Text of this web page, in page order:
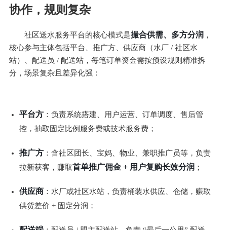
协作，规则复杂
社区送水服务平台的核心模式是撮合供需、多方分润 ，
核心参与主体包括平台、推广方、供应商（水厂 / 社区水
站）、配送员 / 配送站，每笔订单资金需按预设规则精准拆
分，场景复杂且差异化强：
平台方 ：负责系统搭建、用户运营、订单调度、售后管
控，抽取固定比例服务费或技术服务费；
推广方 ：含社区团长、宝妈、物业、兼职推广员等，负责
拉新获客，赚取首单推广佣金 + 用户复购长效分润 ；
供应商 ：水厂或社区水站，负责桶装水供应、仓储，赚取
供货差价 + 固定分润；